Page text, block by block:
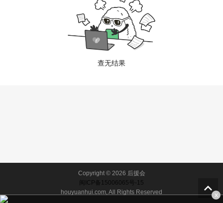
查无结果
Copyright © 2026 后援会
闽ICP备15006065号-15
houyuanhui.com, All Rights Reserved
x